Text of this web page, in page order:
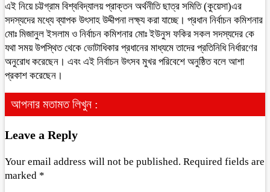
এই নিয়ে চট্টগ্রাম বিশ্ববিদ্যালয় প্রাক্তন অর্থনীতি ছাত্র সমিতি (কুয়েসা)এর
সদস্যদের মধ্যে ব্যাপক উৎসাহ উদ্দীপনা লক্ষ্য করা যাচ্ছে। প্রধান নির্বাচন কমিশনার
মোঃ মিজানুল ইসলাম ও নির্বাচন কমিশনার মোঃ ইউনুস ফকির সকল সদস্যদের কে
যথা সময় উপস্থিত থেকে ভোটাধিকার প্রধানের মাধ্যমে তাদের প্রতিনিধি নির্ধারণের
অনুরোধ করেছেন। এবং এই নির্বাচন উৎসব মুখর পরিবেশে অনুষ্ঠিত বলে আশা
প্রকাশ করেছেন।
আপনার মতামত লিখুন :
Leave a Reply
Your email address will not be published. Required fields are
marked *